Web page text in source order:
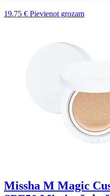
19.75 € Pievienot grozam
Missha M Magic